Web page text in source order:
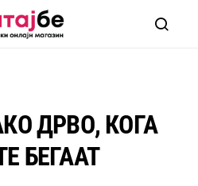
ДРВО, КОГА
БЕГААТ